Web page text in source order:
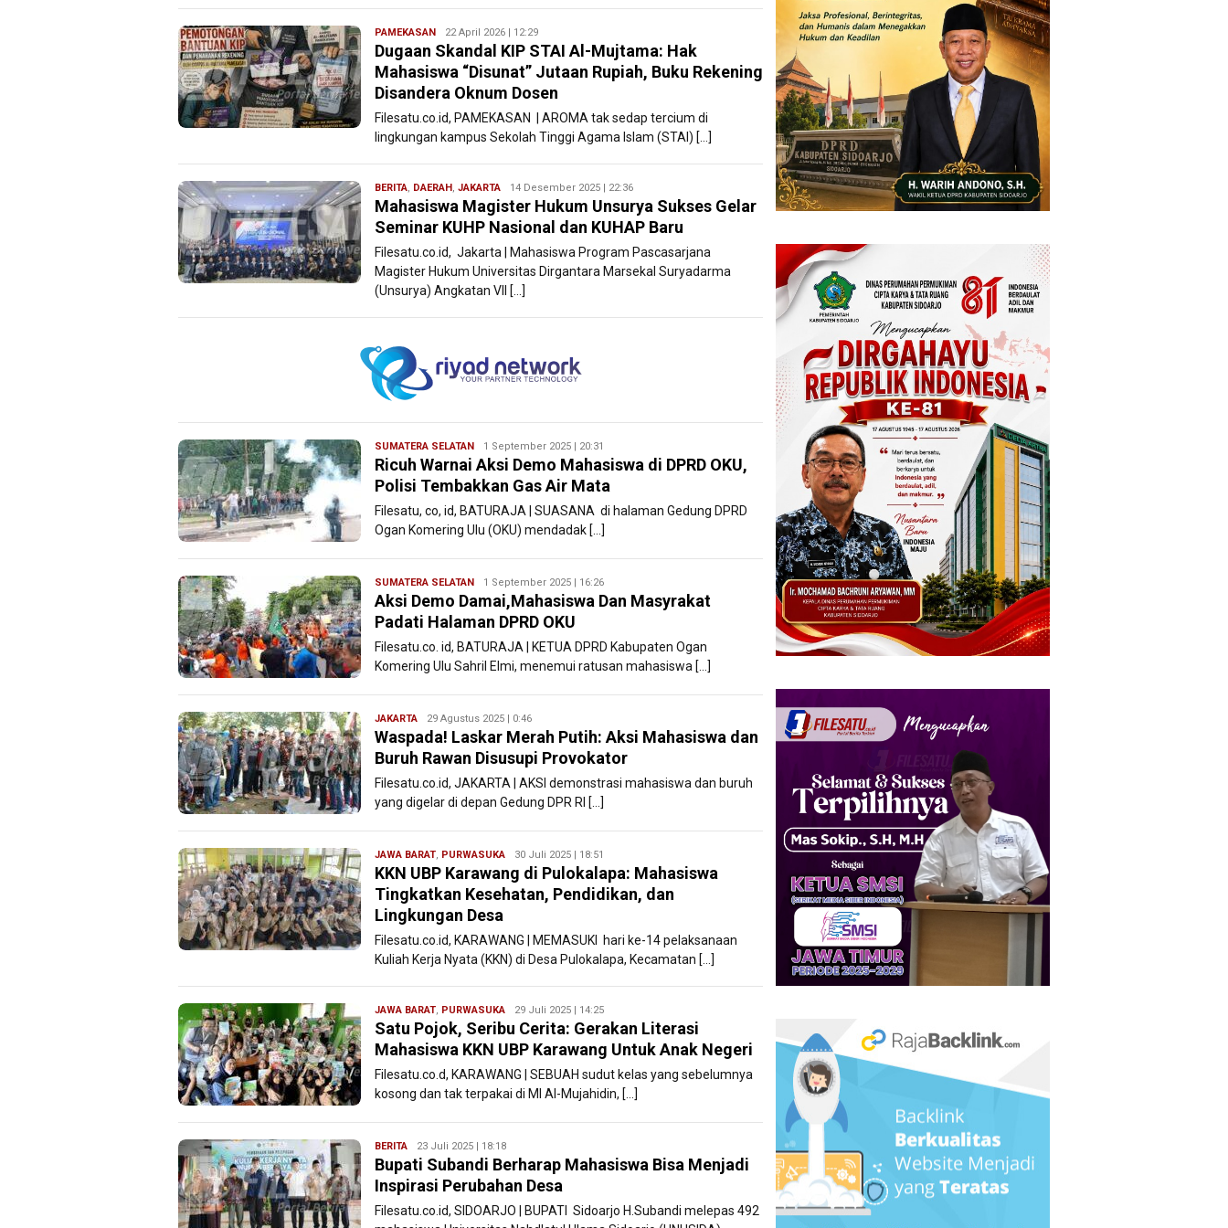
PAMEKASAN
Ryan
Karawang
22 April 2026 | 12:29
Dugaan Skandal KIP STAI Al-Mujtama: Hak
Mahasiswa “Disunat” Jutaan Rupiah, Buku Rekening
Disandera Oknum Dosen
Filesatu.co.id, PAMEKASAN | AROMA tak sedap tercium di
lingkungan kampus Sekolah Tinggi Agama Islam (STAI) […]
BERITA, DAERAH , JAKARTA Bentar
Bali
14 Desember 2025 | 22:36
Mahasiswa Magister Hukum Unsurya Sukses Gelar
Seminar KUHP Nasional dan KUHAP Baru
Filesatu.co.id, Jakarta | Mahasiswa Program Pascasarjana
Magister Hukum Universitas Dirgantara Marsekal Suryadarma
(Unsurya) Angkatan VII […]
SUMATERA SELATAN
Ryan
Karawang
1 September 2025 | 20:31
Ricuh Warnai Aksi Demo Mahasiswa di DPRD OKU,
Polisi Tembakkan Gas Air Mata
Filesatu, co, id, BATURAJA | SUASANA di halaman Gedung DPRD
Ogan Komering Ulu (OKU) mendadak […]
SUMATERA SELATAN
Ryan
Karawang
1 September 2025 | 16:26
Aksi Demo Damai,Mahasiswa Dan Masyrakat
Padati Halaman DPRD OKU
Filesatu.co. id, BATURAJA | KETUA DPRD Kabupaten Ogan
Komering Ulu Sahril Elmi, menemui ratusan mahasiswa […]
JAKARTA Ryan
Karawang
29 Agustus 2025 | 0:46
Waspada! Laskar Merah Putih: Aksi Mahasiswa dan
Buruh Rawan Disusupi Provokator
Filesatu.co.id, JAKARTA | AKSI demonstrasi mahasiswa dan buruh
yang digelar di depan Gedung DPR RI […]
JAWA BARAT, PURWASUKA Ryan
Karawang
30 Juli 2025 | 18:51
KKN UBP Karawang di Pulokalapa: Mahasiswa
Tingkatkan Kesehatan, Pendidikan, dan
Lingkungan Desa
Filesatu.co.id, KARAWANG | MEMASUKI hari ke-14 pelaksanaan
Kuliah Kerja Nyata (KKN) di Desa Pulokalapa, Kecamatan […]
JAWA BARAT, PURWASUKA Ryan
Karawang
29 Juli 2025 | 14:25
Satu Pojok, Seribu Cerita: Gerakan Literasi
Mahasiswa KKN UBP Karawang Untuk Anak Negeri
Filesatu.co.d, KARAWANG | SEBUAH sudut kelas yang sebelumnya
kosong dan tak terpakai di MI Al-Mujahidin, […]
BERITA Ryan
Karawang
23 Juli 2025 | 18:18
Bupati Subandi Berharap Mahasiswa Bisa Menjadi
Inspirasi Perubahan Desa
Filesatu.co.id, SIDOARJO | BUPATI Sidoarjo H.Subandi melepas 492